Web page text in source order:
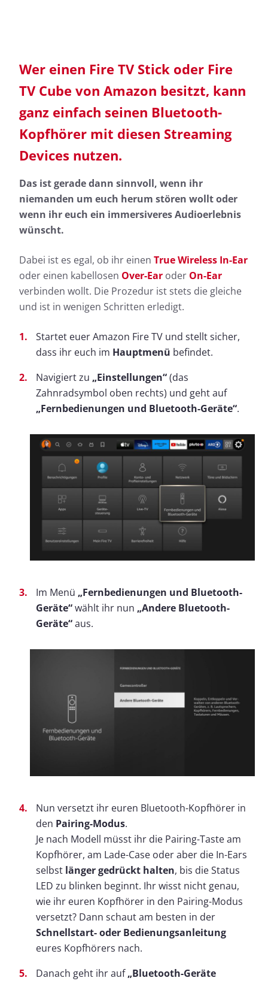
Wer einen Fire TV Stick oder Fire
TV Cube von Amazon besitzt, kann
ganz einfach seinen Bluetooth-
Kopfhörer mit diesen Streaming
Devices nutzen.
Das ist gerade dann sinnvoll, wenn ihr
niemanden um euch herum stören wollt oder
wenn ihr euch ein immersiveres Audioerlebnis
wünscht.
Dabei ist es egal, ob ihr einen True Wireless In-Ear
oder einen kabellosen Over-Ear oder On-Ear
verbinden wollt. Die Prozedur ist stets die gleiche
und ist in wenigen Schritten erledigt.
Startet euer Amazon Fire TV und stellt sicher,
dass ihr euch im Hauptmenü befindet.
Navigiert zu „Einstellungen“(das
Zahnradsymbol oben rechts) und geht auf
„Fernbedienungen und Bluetooth-Geräte“.
Im Menü „Fernbedienungen und Bluetooth-
Geräte“wählt ihr nun „Andere Bluetooth-
Geräte“aus.
Nun versetzt ihr euren Bluetooth-Kopfhörer in
den Pairing-Modus.
Je nach Modell müsst ihr die Pairing-Taste am
Kopfhörer, am Lade-Case oder aber die In-Ears
selbst länger gedrückt halten, bis die Status
LED zu blinken beginnt. Ihr wisst nicht genau,
wie ihr euren Kopfhörer in den Pairing-Modus
versetzt? Dann schaut am besten in der
Schnellstart- oder Bedienungsanleitung
eures Kopfhörers nach.
Danach geht ihr auf„Bluetooth-Geräte